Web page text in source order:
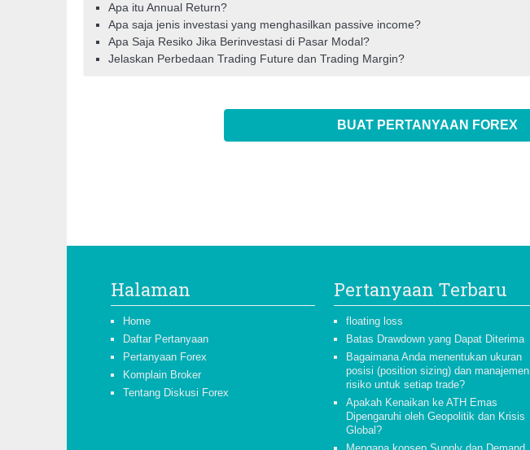
Apa itu Annual Return?
Apa saja jenis investasi yang menghasilkan passive income?
Apa Saja Resiko Jika Berinvestasi di Pasar Modal?
Jelaskan Perbedaan Trading Future dan Trading Margin?
BUAT PERTANYAAN FOREX
Halaman
Home
Daftar Pertanyaan
Pertanyaan Forex
Komplain Broker
Tentang Diskusi Forex
Pertanyaan Terbaru
floating loss
Batas Drawdown yang Dapat Diterima
Bagaimana Anda menentukan ukuran
posisi (position sizing) dan manajemen
risiko untuk setiap trade?
Apakah Kenaikan ke ATH Emas
Dipengaruhi oleh Geopolitik dan Krisis
Global?